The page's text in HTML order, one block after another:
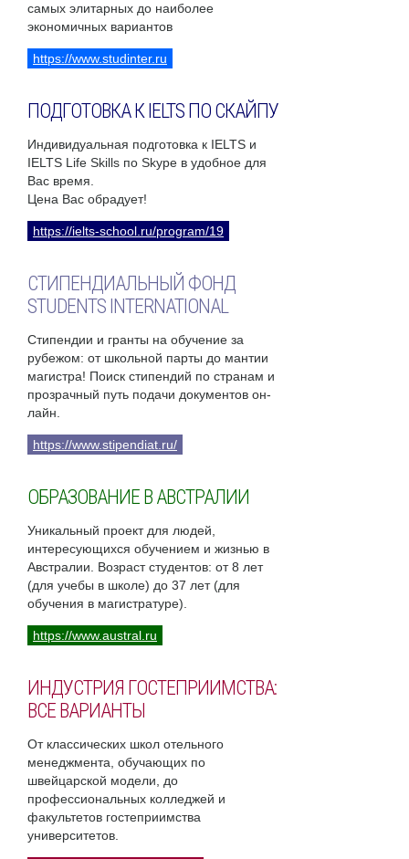
самых элитарных до наиболее
экономичных вариантов
https://www.studinter.ru
ПОДГОТОВКА К IELTS ПО СКАЙПУ
Индивидуальная подготовка к IELTS и
IELTS Life Skills по Skype в удобное для
Вас время.
Цена Вас обрадует!
https://ielts-school.ru/program/19
СТИПЕНДИАЛЬНЫЙ ФОНД
STUDENTS INTERNATIONAL
Стипендии и гранты на обучение за
рубежом: от школьной парты до мантии
магистра! Поиск стипендий по странам и
прозрачный путь подачи документов он-
лайн.
https://www.stipendiat.ru/
ОБРАЗОВАНИЕ В АВСТРАЛИИ
Уникальный проект для людей,
интересующихся обучением и жизнью в
Австралии. Возраст студентов: от 8 лет
(для учебы в школе) до 37 лет (для
обучения в магистратуре).
https://www.austral.ru
ИНДУСТРИЯ ГОСТЕПРИИМСТВА:
ВСЕ ВАРИАНТЫ
От классических школ отельного
менеджмента, обучающих по
швейцарской модели, до
профессиональных колледжей и
факультетов гостеприимства
университетов.